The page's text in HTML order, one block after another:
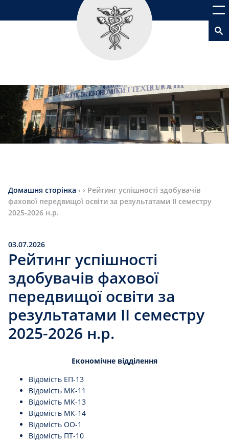
Домашня сторінка › › Рейтинг успішності здобувачів
фахової передвищої освіти за результатами IІ семестру
2025-2026 н.р.
03.07.2026
Рейтинг успішності
здобувачів фахової
передвищої освіти за
результатами IІ семестру
2025-2026 н.р.
Економічне відділення
Відомість ЕП-13
Відомість МК-11
Відомість МК-13
Відомість МК-14
Відомість ОО-1
Відомість ПТ-10